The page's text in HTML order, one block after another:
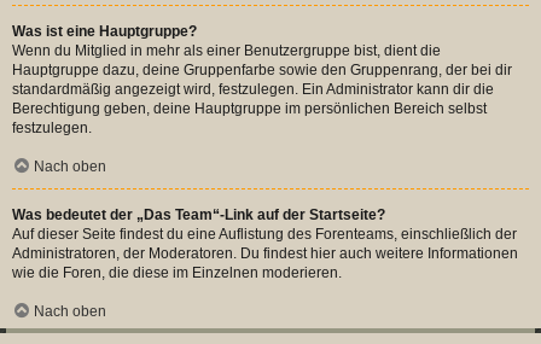
Was ist eine Hauptgruppe?
Wenn du Mitglied in mehr als einer Benutzergruppe bist, dient die
Hauptgruppe dazu, deine Gruppenfarbe sowie den Gruppenrang, der bei dir
standardmäßig angezeigt wird, festzulegen. Ein Administrator kann dir die
Berechtigung geben, deine Hauptgruppe im persönlichen Bereich selbst
festzulegen.
Nach oben
Was bedeutet der „Das Team“-Link auf der Startseite?
Auf dieser Seite findest du eine Auflistung des Forenteams, einschließlich der
Administratoren, der Moderatoren. Du findest hier auch weitere Informationen
wie die Foren, die diese im Einzelnen moderieren.
Nach oben